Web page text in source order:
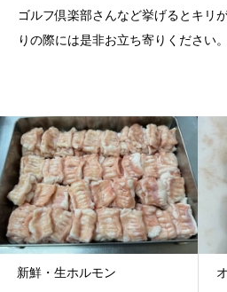
ゴルフ倶楽部さんなど挙げるとキリ
りの際には是非お立ち寄りください。
新鮮・生ホルモン